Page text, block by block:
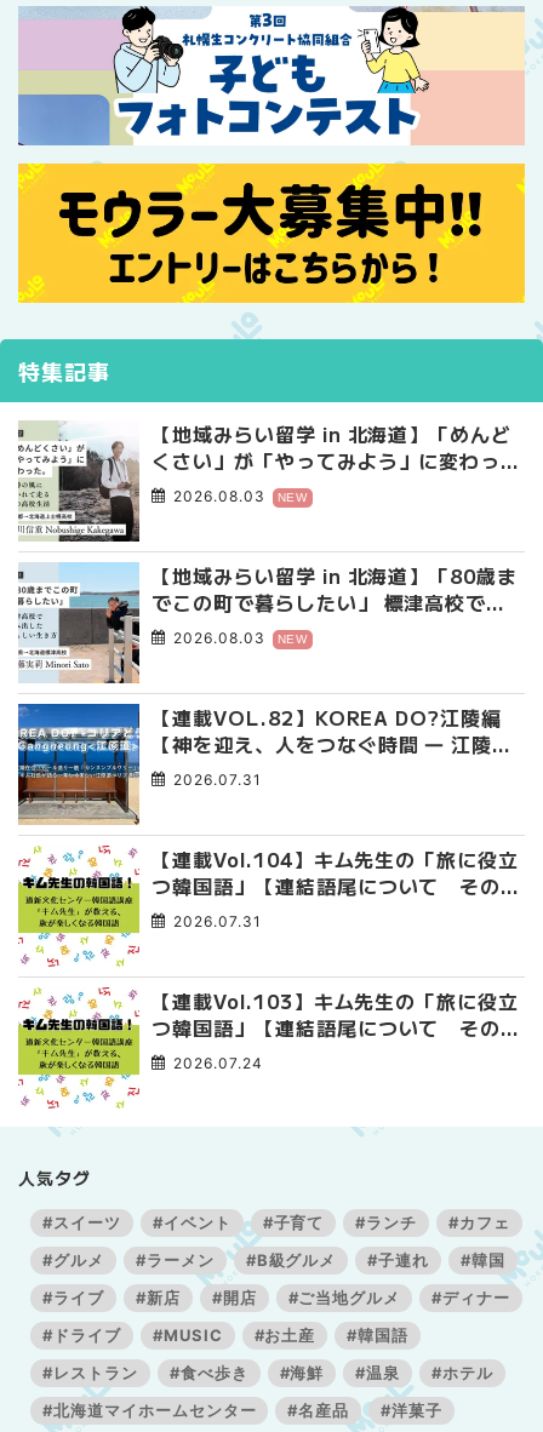
特集記事
【地域みらい留学 in 北海道】「めんど
くさい」が「やってみよう」に変わっ
た。 十勝の風に吹かれて走る、僕の泥
臭くて自由な高校生活
2026.08.03 NEW
【地域みらい留学 in 北海道】「80歳ま
でこの町で暮らしたい」 標津高校で踏
み出した、私らしい生き方
2026.08.03 NEW
【連載VOL.82】KOREA DO?江陵編
【神を迎え、人をつなぐ時間 ― 江陵端
午祭 】
2026.07.31
【連載Vol.104】キム先生の「旅に役立
つ韓国語」【連結語尾について その
4】2026.07.31
【連載Vol.103】キム先生の「旅に役立
つ韓国語」【連結語尾について その
3】2026.07.24
人気タグ
#スイーツ #イベント #子育て #ランチ
#カフェ
#グルメ
#ラーメン #B級グルメ #子連れ
#韓国
#ライブ
#新店 #開店 #ご当地グルメ
#ディナー
#ドライブ
#MUSIC #お土産
#韓国語
#レストラン
#食べ歩き #海鮮 #温泉
#ホテル
#北海道マイホームセンター
#名産品
#洋菓子